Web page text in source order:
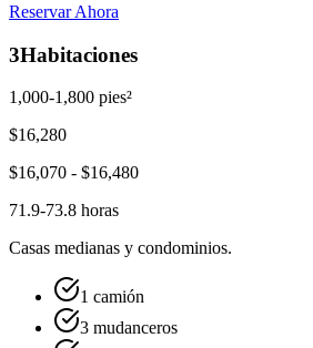
Reservar Ahora
3Habitaciones
1,000-1,800 pies²
$16,280
$16,070 - $16,480
71.9-73.8 horas
Casas medianas y condominios.
1 camión
3 mudanceros